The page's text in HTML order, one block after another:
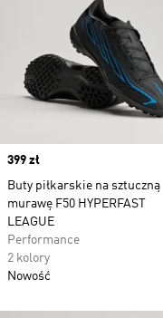
Price
399 zł
Buty piłkarskie na sztuczną
murawę F50 HYPERFAST
LEAGUE
Performance
2 kolory
Nowość